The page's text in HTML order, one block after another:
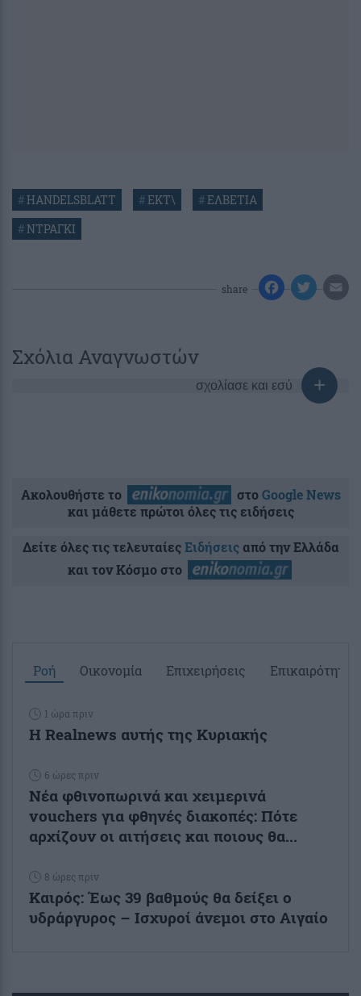
#HANDELSBLATT #ΕΚΤ\ #ΕΛΒΕΤΙΑ
#ΝΤΡΑΓΚΙ
share
Σχόλια Αναγνωστών
σχολίασε και εσύ
Ακολουθήστε το στοGoogle News
και μάθετε πρώτοι όλες τις ειδήσεις
Δείτε όλες τις τελευταίεςΕιδήσειςαπό την Ελλάδα
και τον Κόσμο στο
Ροή Οικονομία Επιχειρήσεις Επικαιρότητα
1 ώρα πριν
Η Realnews αυτής της Κυριακής
6 ώρες πριν
Νέα φθινοπωρινά και χειμερινά
vouchers για φθηνές διακοπές: Πότε
αρχίζουν οι αιτήσεις και ποιους θα...
8 ώρες πριν
Καιρός: Έως 39 βαθμούς θα δείξει ο
υδράργυρος – Ισχυροί άνεμοι στο Αιγαίο